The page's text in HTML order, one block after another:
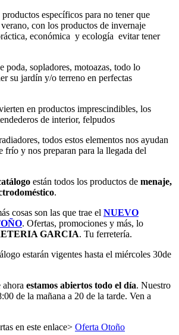
específicos para no tener que
con los productos de invernaje
económica y ecología evitar tener
poda, sopladores, motoazas, todo lo
su jardín y/o terreno en perfectas
en productos imprescindibles, los
de interior, felpudos
todos estos elementos nos ayudan
frío y nos preparan para la llegada del
están todos los productos de menaje,
.
cosas son las que trae el NUEVO
. Ofertas, promociones y más, lo
GARCIA. Tu ferretería.
estarán vigentes hasta el miércoles 30de
estamos abiertos todo el día. Nuestro
de la mañana a 20 de la tarde. Ven a
en este enlace> Oferta Otoño